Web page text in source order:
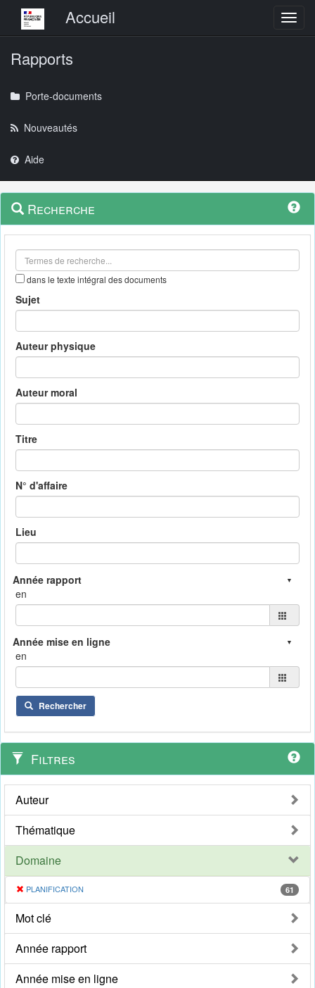
Menu principalAccueil
Rapports
Porte-documents
Nouveautés
Aide
Navigation
outils
Menu
contextuel
Recherche
dans le texte intégral des documents
Sujet
Auteur physique
Auteur moral
Titre
N° d'affaire
Lieu
en
en
Rechercher
Filtres
Auteur
Thématique
Domaine
PLANIFICATION 61
Mot clé
Année rapport
Année mise en ligne